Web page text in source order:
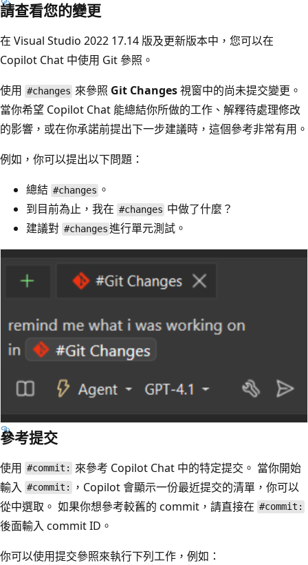
請查看您的變更
在 Visual Studio 2022 17.14 版及更新版本中，您可以在
Copilot Chat 中使用 Git 參照。
使用 #changes 來參照 Git Changes視窗中的尚未提交變更。
當你希望 Copilot Chat 能總結你所做的工作、解釋待處理修改
的影響，或在你承諾前提出下一步建議時，這個參考非常有用。
例如，你可以提出以下問題：
總結 #changes 。
到目前為止，我在 #changes 中做了什麼？
建議對 #changes 進行單元測試。
參考提交
使用 #commit:
來參考 Copilot Chat 中的特定提交。 當你開始
輸入 #commit:
，Copilot 會顯示一份最近提交的清單，你可以
從中選取。 如果你想參考較舊的 commit，請直接在 #commit:
後面輸入 commit ID。
你可以使用提交參照來執行下列工作，例如：